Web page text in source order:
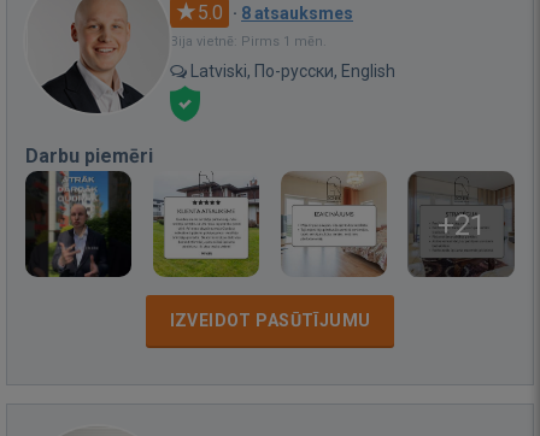
5.0 · 8 atsauksmes
Bija vietnē: Pirms 1 mēn.
Latviski, По-русски, English
Darbu piemēri
+21
IZVEIDOT PASŪTĪJUMU